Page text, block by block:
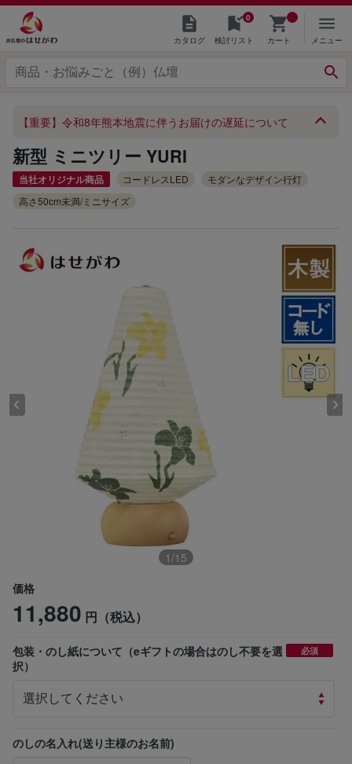
カタログ
0
検討リスト カート メニュー
【重要】令和8年熊本地震に伴うお届けの遅延について
新型 ミニツリー YURI
当社オリジナル商品 コードレスLED
モダンなデザイン行灯
高さ50cm未満/ミニサイズ
1/15
価格
11,880 円（税込）
包装・のし紙について（eギフトの場合はのし不要を選
択）
必須
のしの名入れ(送り主様のお名前)